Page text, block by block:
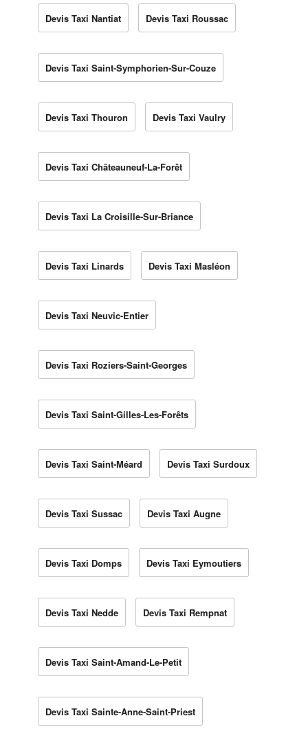
Devis Taxi Nantiat Devis Taxi Roussac
Devis Taxi Saint-Symphorien-Sur-Couze
Devis Taxi Thouron Devis Taxi Vaulry
Devis Taxi Châteauneuf-La-Forêt
Devis Taxi La Croisille-Sur-Briance
Devis Taxi Linards Devis Taxi Masléon
Devis Taxi Neuvic-Entier
Devis Taxi Roziers-Saint-Georges
Devis Taxi Saint-Gilles-Les-Forêts
Devis Taxi Saint-Méard Devis Taxi Surdoux
Devis Taxi Sussac Devis Taxi Augne
Devis Taxi Domps Devis Taxi Eymoutiers
Devis Taxi Nedde Devis Taxi Rempnat
Devis Taxi Saint-Amand-Le-Petit
Devis Taxi Sainte-Anne-Saint-Priest